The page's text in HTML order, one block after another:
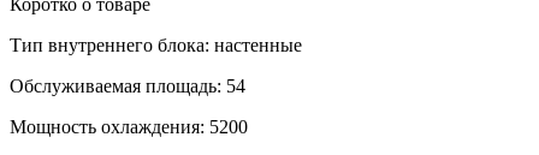
Тип внутреннего блока: настенные
Обслуживаемая площадь: 54
Мощность охлаждения: 5200